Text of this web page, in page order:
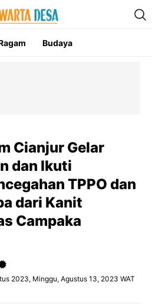
Budaya
Cianjur Gelar
dan Ikuti
TPPO dan
dari Kanit
Campaka
2023, Minggu, Agustus 13, 2023 WAT